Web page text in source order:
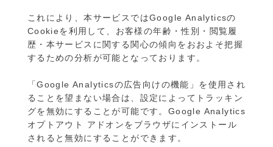
これにより、本サービスではGoogle Analyticsの
Cookieを利用して、お客様の年齢・性別・閲覧履
歴・本サービスに関する関心の傾向をおおよそ把握
するための分析が可能となっております。
「Google Analyticsの広告向けの機能」を使用され
ることを望まない場合は、設定によってトラッキン
グを無効にすることが可能です。Google Analytics
オプトアウト アドオンをブラウザにインストール
されると無効にすることができます。